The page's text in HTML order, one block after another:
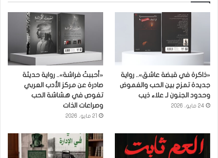
«ذاكرة في قبضة عاشق».. رواية
جديدة تمزج بين الحب والغموض
وحدود الجنون لـ علاء ذيب
24 مايو، 2026
«أحببتُ فراشة».. رواية حديثة
صادرة عن مركز الأدب العربي
تغوص في هشاشة الحب
وصراعات الذات
21 مايو، 2026